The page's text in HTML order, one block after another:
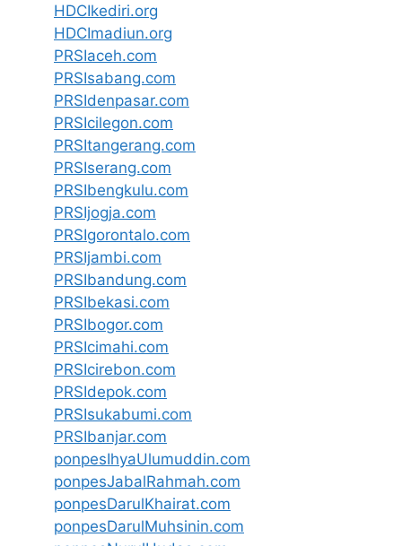
HDCIkediri.org
HDCImadiun.org
PRSIaceh.com
PRSIsabang.com
PRSIdenpasar.com
PRSIcilegon.com
PRSItangerang.com
PRSIserang.com
PRSIbengkulu.com
PRSIjogja.com
PRSIgorontalo.com
PRSIjambi.com
PRSIbandung.com
PRSIbekasi.com
PRSIbogor.com
PRSIcimahi.com
PRSIcirebon.com
PRSIdepok.com
PRSIsukabumi.com
PRSIbanjar.com
ponpesIhyaUlumuddin.com
ponpesJabalRahmah.com
ponpesDarulKhairat.com
ponpesDarulMuhsinin.com